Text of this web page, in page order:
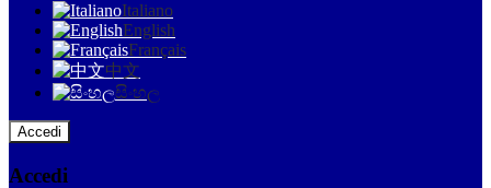
Italiano
English
Français
中文
සිංහල
Accedi
Accedi